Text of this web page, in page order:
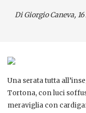
Di Giorgio Caneva,
Una serata tutta
Tortona, con luci
meraviglia con